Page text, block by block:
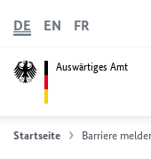
Auswärtiges Amt
DE EN FR
Startseite Barriere